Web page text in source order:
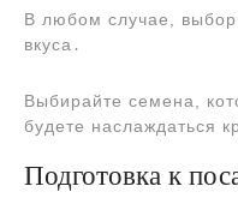
В любом случае,
вкуса․
Выбирайте семена,
будете наслаждаться
Подготовка к